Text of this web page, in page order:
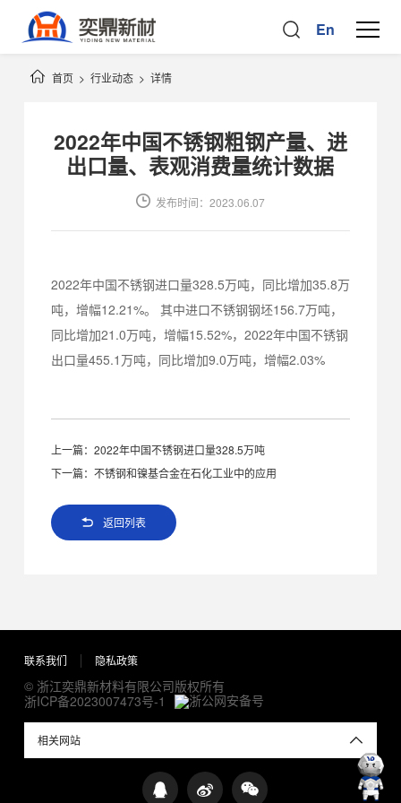
En
首页 > 行业动态 > 详情
2022年中国不锈钢粗钢产量、进
出口量、表观消费量统计数据
发布时间：2023.06.07
2022年中国不锈钢进口量328.5万吨，同比增加35.8万
吨，增幅12.21%。 其中进口不锈钢钢坯156.7万吨，
同比增加21.0万吨，增幅15.52%，2022年中国不锈钢
出口量455.1万吨，同比增加9.0万吨，增幅2.03%
上一篇： 2022年中国不锈钢进口量328.5万吨
下一篇： 不锈钢和镍基合金在石化工业中的应用
返回列表
联系我们 隐私政策
© 浙江奕鼎新材料有限公司版权所有
浙ICP备2023007473号-1
浙公网安备号
相关网站